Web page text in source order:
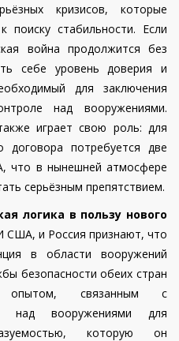
кризисов, которые
поиску стабильности. Если
война продолжится без
себе уровень доверия и
для заключения
над вооружениями.
играет свою роль: для
договора потребуется две
что в нынешней атмосфере
серьёзным препятствием.
логика в пользу нового
США, и Россия признают, что
в области вооружений
безопасности обеих стран
опытом, связанным с
над вооружениями для
которую он